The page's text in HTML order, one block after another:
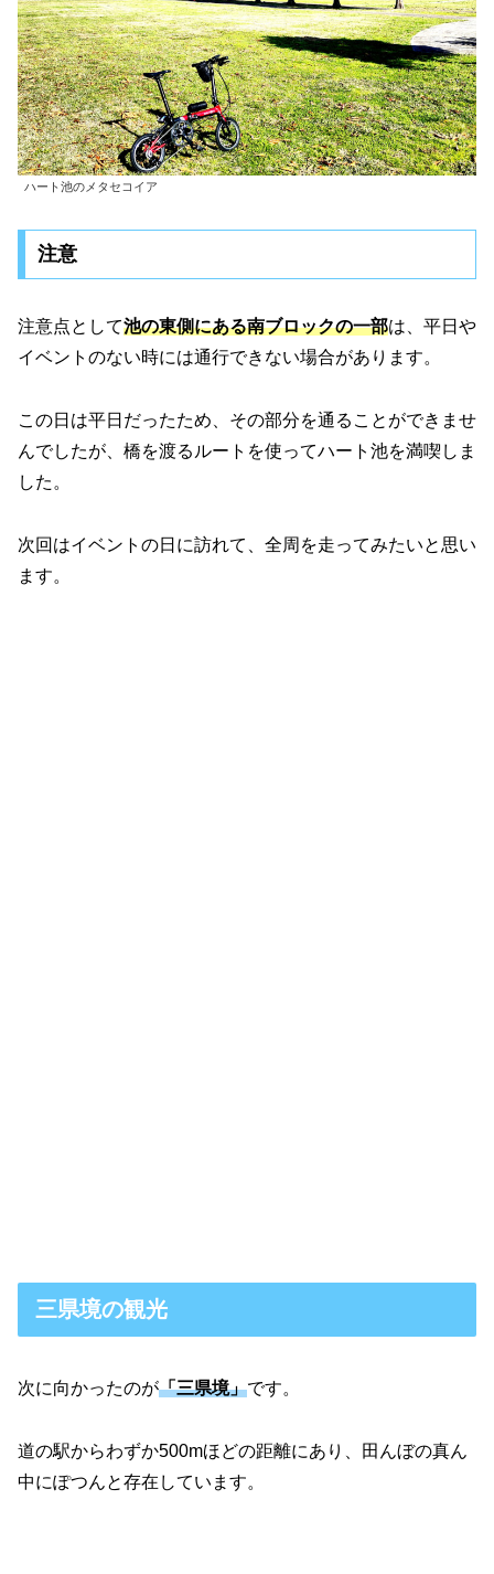
ハート池のメタセコイア
注意
注意点として池の東側にある南ブロックの一部は、平日や
イベントのない時には通行できない場合があります。
この日は平日だったため、その部分を通ることができませ
んでしたが、橋を渡るルートを使ってハート池を満喫しま
した。
次回はイベントの日に訪れて、全周を走ってみたいと思い
ます。
三県境の観光
次に向かったのが「三県境」です。
道の駅からわずか500mほどの距離にあり、田んぼの真ん
中にぽつんと存在しています。